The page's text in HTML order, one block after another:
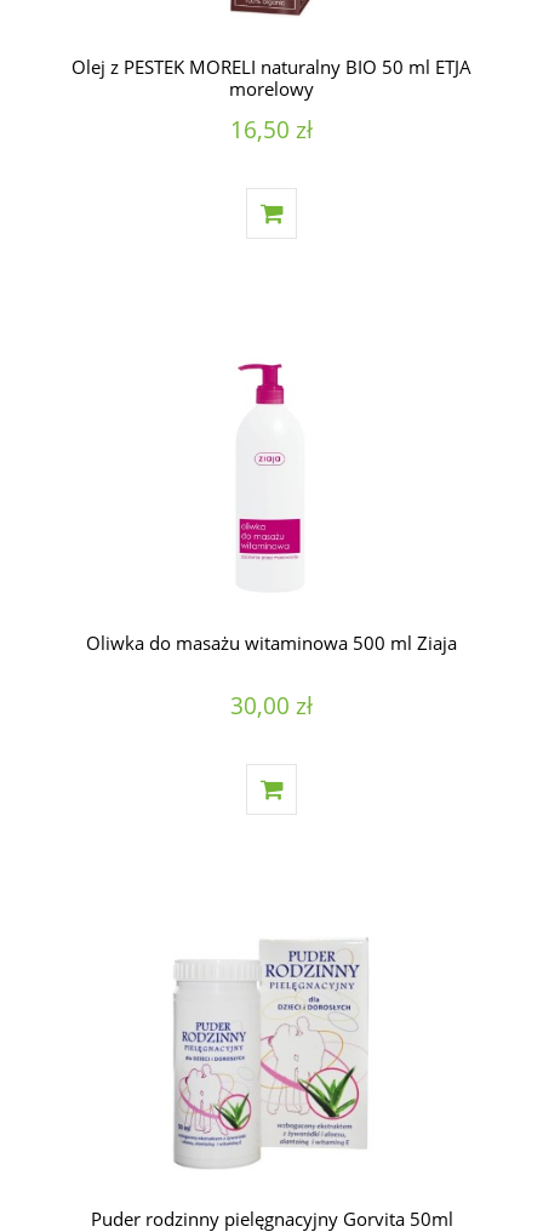
Olej z PESTEK MORELI naturalny BIO 50 ml ETJA
morelowy
16,50 zł
Oliwka do masażu witaminowa 500 ml Ziaja
30,00 zł
Puder rodzinny pielęgnacyjny Gorvita 50ml